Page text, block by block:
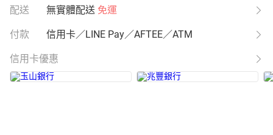
配送 無實體配送 免運
付款 信用卡／LINE Pay／AFTEE／ATM
信用卡優惠